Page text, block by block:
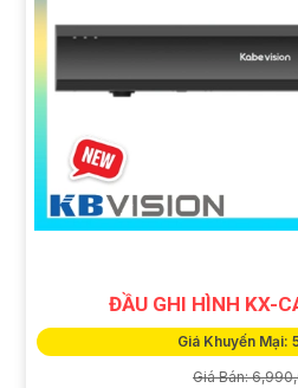
ĐẦU GHI HÌNH KX-
Giá Khuyến Mại:
Giá Bán: